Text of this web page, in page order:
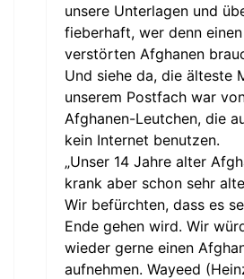
unsere Unterlagen und
fieberhaft, wer denn
verstörten Afghanen
Und siehe da, die älteste
unserem Postfach war
Afghanen-Leutchen, die
kein Internet benutzen.
„Unser 14 Jahre alter
krank aber schon sehr
Wir befürchten, dass es
Ende gehen wird. Wir
wieder gerne einen
aufnehmen. Wayeed